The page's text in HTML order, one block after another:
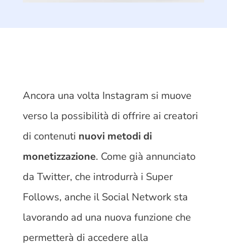
Ancora una volta Instagram si muove
verso la possibilità di offrire ai creatori
di contenuti nuovi metodi di
monetizzazione. Come già annunciato
da Twitter, che introdurrà i Super
Follows, anche il Social Network sta
lavorando ad una nuova funzione che
permetterà di accedere alla